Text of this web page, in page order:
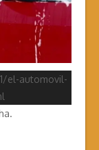
el-automovil-